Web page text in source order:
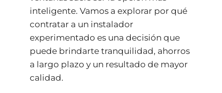
inteligente. Vamos a explorar por qué
contratar a un instalador
experimentado es una decisión que
puede brindarte tranquilidad, ahorros
a largo plazo y un resultado de mayor
calidad.